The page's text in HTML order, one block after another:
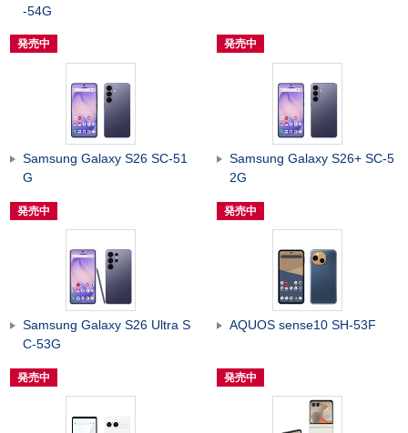
-54G
発売中 発売中
Samsung Galaxy S26 SC-51
G
発売中
Samsung Galaxy S26+ SC-5
2G
発売中
Samsung Galaxy S26 Ultra S
C-53G
発売中
AQUOS sense10 SH-53F
発売中